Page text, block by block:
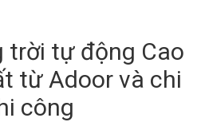
trời tự động Cao
từ Adoor và chi
công